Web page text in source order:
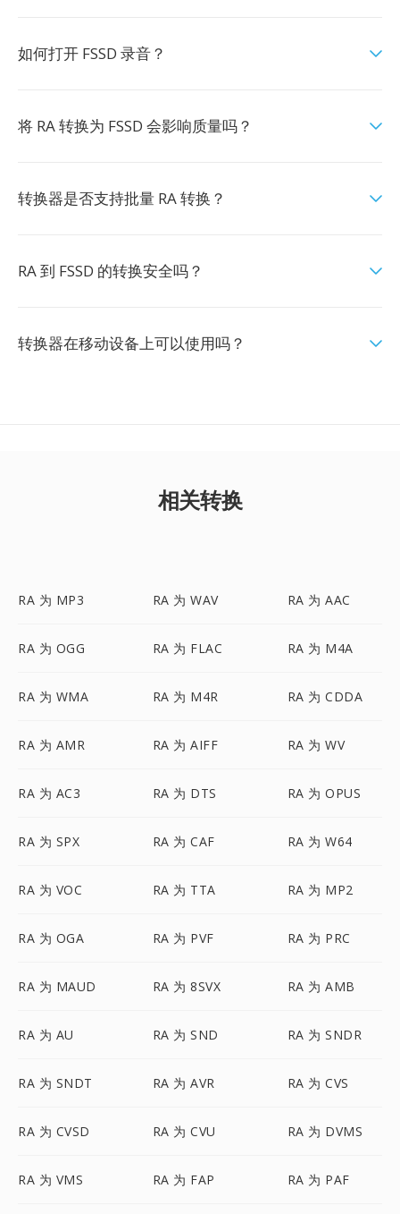
如何打开 FSSD 录音？
将 RA 转换为 FSSD 会影响质量吗？
转换器是否支持批量 RA 转换？
RA 到 FSSD 的转换安全吗？
转换器在移动设备上可以使用吗？
相关转换
RA 为 MP3 RA 为 WAV RA 为 AAC
RA 为 OGG RA 为 FLAC RA 为 M4A
RA 为 WMA RA 为 M4R RA 为 CDDA
RA 为 AMR RA 为 AIFF RA 为 WV
RA 为 AC3 RA 为 DTS RA 为 OPUS
RA 为 SPX RA 为 CAF RA 为 W64
RA 为 VOC RA 为 TTA RA 为 MP2
RA 为 OGA RA 为 PVF RA 为 PRC
RA 为 MAUD RA 为 8SVX RA 为 AMB
RA 为 AU RA 为 SND RA 为 SNDR
RA 为 SNDT RA 为 AVR RA 为 CVS
RA 为 CVSD RA 为 CVU RA 为 DVMS
RA 为 VMS RA 为 FAP RA 为 PAF